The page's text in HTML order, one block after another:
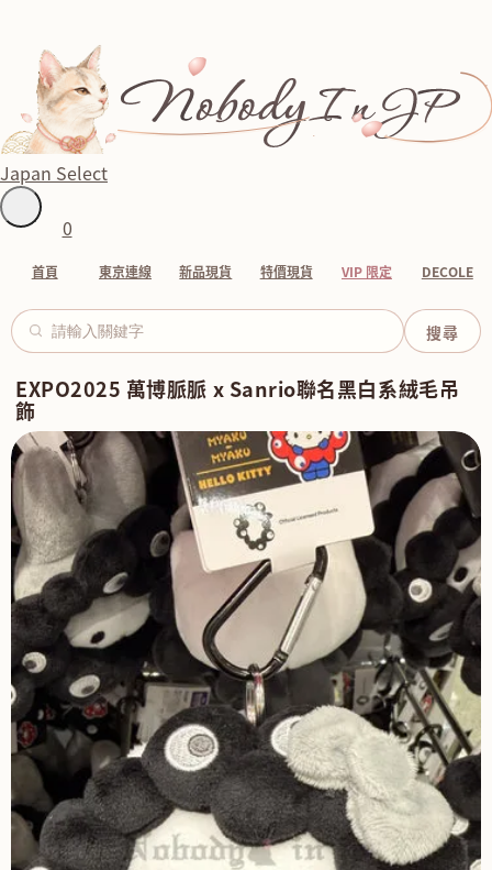
Japan Select
0
首頁 東京連線 新品現貨 特價現貨 VIP 限定 DECOLE
EXPO2025 萬博脈脈 x Sanrio聯名黑白系絨毛吊
飾